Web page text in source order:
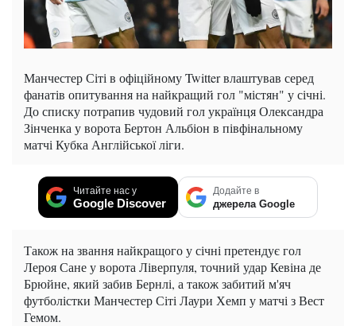
Манчестер Сіті в офіційному Twitter влаштував серед
фанатів опитування на найкращий гол "містян" у січні.
До списку потрапив чудовий гол українця Олександра
Зінченка у ворота Бертон Альбіон в півфінальному
матчі Кубка Англійської ліги.
Читайте нас у
Google Discover
Додайте в
джерела Google
Також на звання найкращого у січні претендує гол
Лероя Сане у ворота Ліверпуля, точний удар Кевіна де
Брюйне, який забив Бернлі, а також забитий м'яч
футболістки Манчестер Сіті Лаури Хемп у матчі з Вест
Гемом.